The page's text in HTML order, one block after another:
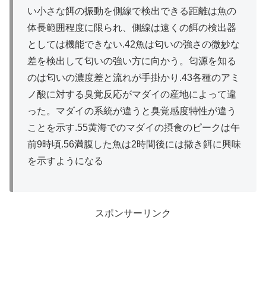
い小さな餌の振動を側線で検出できる距離は魚の
体長範囲程度に限られ、側線は遠くの餌の検出器
としては機能できない.42魚は匂いの強さの微妙な
差を検出して匂いの強い方に向かう。匂源を知る
のは匂いの濃度差と流れが手掛かり.43各種のアミ
ノ酸に対する臭覚反応がマダイの産地によって違
った。マダイの系統が違うと臭覚感度特性が違う
ことを示す.55黄海でのマダイの摂食のピークは午
前9時頃.56満腹した魚は2時間後には撒き餌に興味
を示すようになる
スポンサーリンク